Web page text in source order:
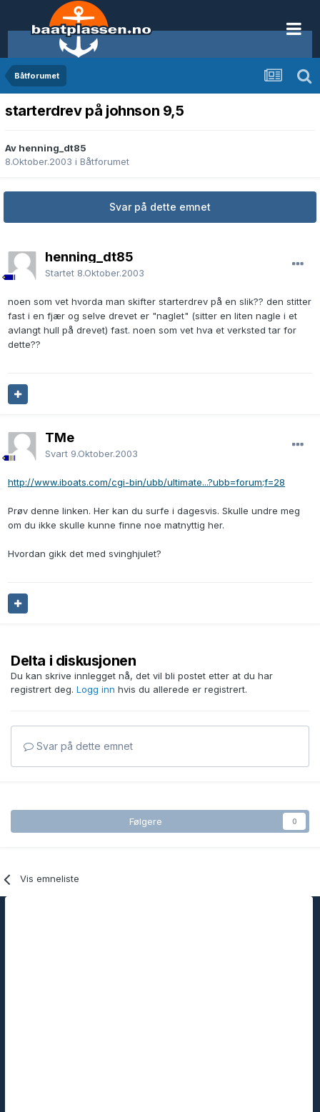
Båtforumet
starterdrev på johnson 9,5
Av henning_dt85
8.Oktober.2003 i Båtforumet
Svar på dette emnet
henning_dt85
Startet 8.Oktober.2003
noen som vet hvorda man skifter starterdrev på en slik?? den stitter
fast i en fjær og selve drevet er "naglet" (sitter en liten nagle i et
avlangt hull på drevet) fast. noen som vet hva et verksted tar for
dette??
TMe
Svart 9.Oktober.2003
http://www.iboats.com/cgi-bin/ubb/ultimate...?ubb=forum;f=28
Prøv denne linken. Her kan du surfe i dagesvis. Skulle undre meg
om du ikke skulle kunne finne noe matnyttig her.
Hvordan gikk det med svinghjulet?
Delta i diskusjonen
Du kan skrive innlegget nå, det vil bli postet etter at du har
registrert deg. Logg inn hvis du allerede er registrert.
Svar på dette emnet
Følgere 0
Vis emneliste